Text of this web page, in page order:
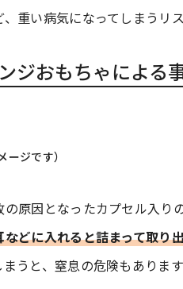
、重い病気になってしまうリ
ジおもちゃによる
ージです）
の原因となったカプセル入り
などに入れると詰まって取り
うと、窒息の危険もあります